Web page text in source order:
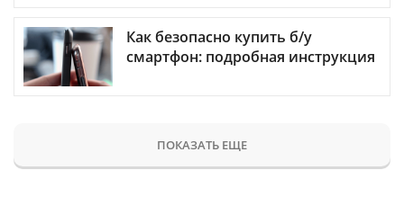
Как безопасно купить б/у
смартфон: подробная инструкция
ПОКАЗАТЬ ЕЩЕ